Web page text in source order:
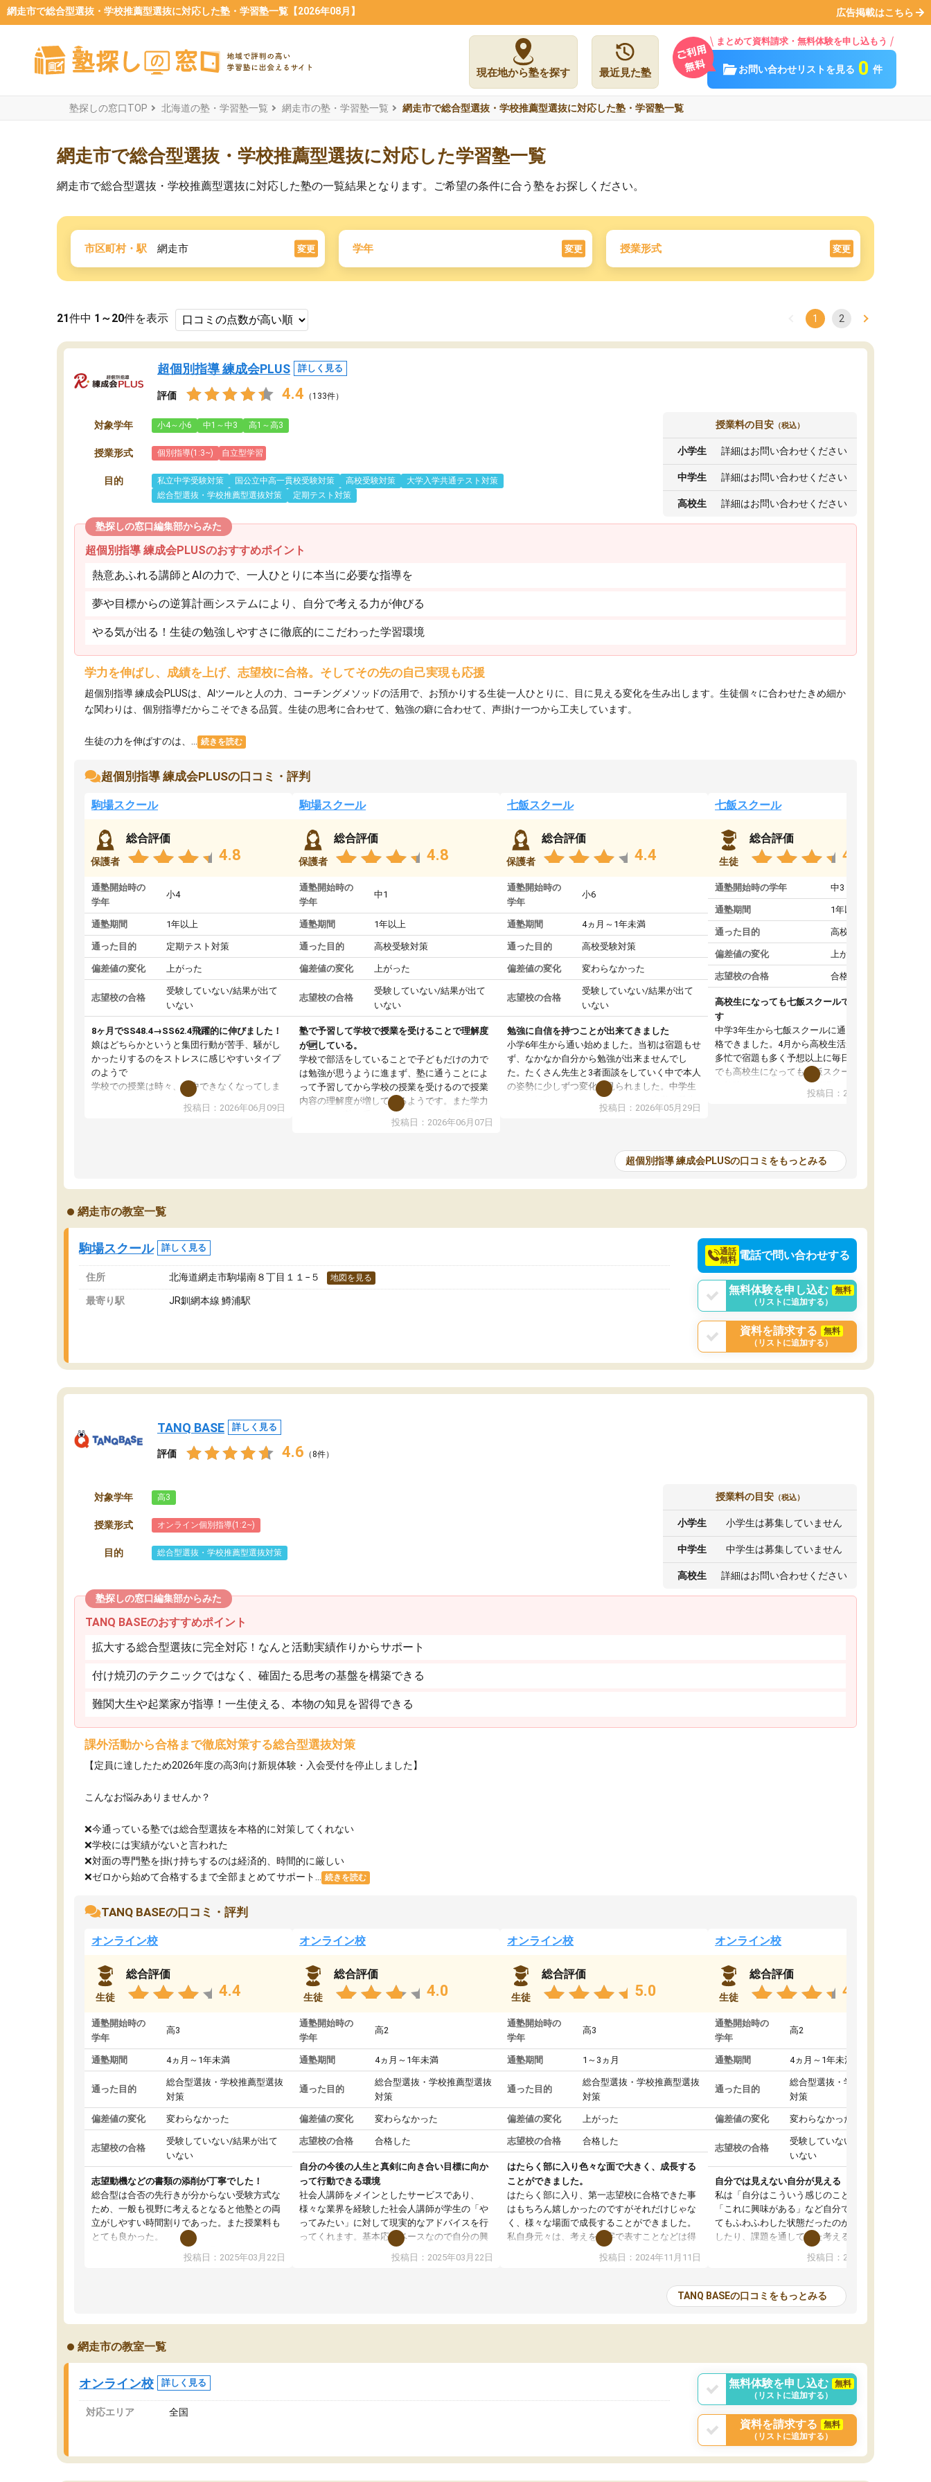
網走市で総合型選抜・学校推薦型選抜に対応した塾・学習塾一覧【2026年08月】 広告掲載はこちら
現在地から塾を探す 最近見た塾
まとめて資料請求・無料体験を申し込もう
お問い合わせリストを見る 0 件
塾探しの窓口TOP 北海道の塾・学習塾一覧 網走市の塾・学習塾一覧 網走市で総合型選抜・学校推薦型選抜に対応した塾・学習塾一覧
網走市で総合型選抜・学校推薦型選抜に対応した学習塾一覧
網走市で総合型選抜・学校推薦型選抜に対応した塾の一覧結果となります。ご希望の条件に合う塾をお探しください。
市区町村・駅 網走市 変更 学年 変更 授業形式 変更
21件中 1～20件を表示 1 2
超個別指導 練成会PLUS 詳しく見る
評価 4.4 （133件）
対象学年 小4～小6 中1～中3 高1～高3
授業形式 個別指導(1:3~) 自立型学習
目的 私立中学受験対策 国公立中高一貫校受験対策 高校受験対策
大学入学共通テスト対策
総合型選抜・学校推薦型選抜対策
定期テスト対策
授業料の目安 （税込）
小学生 詳細はお問い合わせください
中学生 詳細はお問い合わせください
高校生 詳細はお問い合わせください
塾探しの窓口編集部からみた
超個別指導 練成会PLUSのおすすめポイント
熱意あふれる講師とAIの力で、一人ひとりに本当に必要な指導を
夢や目標からの逆算計画システムにより、自分で考える力が伸びる
やる気が出る！生徒の勉強しやすさに徹底的にこだわった学習環境
学力を伸ばし、成績を上げ、志望校に合格。そしてその先の自己実現も応援
超個別指導 練成会PLUSは、AIツールと人の力、コーチングメソッドの活用で、お預かりする生徒一人ひとりに、目に見える変化を生み出します。生徒個々に合わせたきめ細か
な関わりは、個別指導だからこそできる品質。生徒の思考に合わせて、勉強の癖に合わせて、声掛け一つから工夫しています。
生徒の力を伸ばすのは、... 続きを読む
超個別指導 練成会PLUSの口コミ・評判
駒場スクール
保護者
総合評価
4.8
通塾開始時の
学年
小4
通塾期間 1年以上
通った目的 定期テスト対策
偏差値の変化 上がった
志望校の合格
受験していない/結果が出て
いない
8ヶ月でSS48.4→SS62.4飛躍的に伸びました！
娘はどちらかというと集団行動が苦手、騒がし
かったりするのをストレスに感じやすいタイプ
のようで
学校での授業は時々、集中できなくなってしま
っていたこともあったようでした。
その点練成会は個別指導なので、静かな環境の
です。
投稿日：2026年06月09日
駒場スクール
保護者
総合評価
4.8
通塾開始時の
学年
中1
通塾期間 1年以上
通った目的 高校受験対策
偏差値の変化 上がった
志望校の合格
受験していない/結果が出て
いない
塾で予習して学校で授業を受けることで理解度
が🆙している。
学校で部活をしていることで子どもだけの力で
は勉強が思うように進まず、塾に通うことによ
って予習してから学校の授業を受けるので授業
内容の理解度が増しているようです。また学力
テストなど塾で受けることによって広い視野で
自分の学力は今どのくらいなのか、他の学校へ
ているので、勉強への意欲へと更につながって
投稿日：2026年06月07日
七飯スクール
保護者
総合評価
4.4
通塾開始時の
学年
小6
通塾期間 4ヵ月～1年未満
通った目的 高校受験対策
偏差値の変化 変わらなかった
志望校の合格
受験していない/結果が出て
いない
勉強に自信を持つことが出来てきました
小学6年生から通い始めました。当初は宿題もせ
ず、なかなか自分から勉強が出来ませんでし
た。たくさん先生と3者面談をしていく中で本人
の姿勢に少しずつ変化が見られました。中学生
になり勉強しないといけないという自覚が芽生
え自ら進んで受講を増やして頑張っています。
ま自ら進んで計画的に勉強を頑張ってほしいな
投稿日：2026年05月29日
七飯スクール
生徒
総合評価
4.8
通塾開始時の学年 中3
通塾期間 1年以上
通った目的 高校受験対策
偏差値の変化 上がった
志望校の合格 合格した
高校生になっても七飯スクールで頑張っていま
す
中学3年生から七飯スクールに通って志望校に合
格できました。4月から高校生活が始まり部活も
多忙で宿題も多く予想以上に毎日が大変です。
でも高校生になっても七飯スクールに通うこと
で勉強をおろそかにせず頑張れていると思いま
す。塾に行けば自分より年下の子たちが頑張っ
いる先生たちが変わらずにいてくれてその励ま
しで頑張れます。時には休みたいと思うことも
投稿日：2026年05月15日
超個別指導 練成会PLUSの口コミをもっとみる
網走市の教室一覧
駒場スクール 詳しく見る
住所 北海道網走市駒場南８丁目１１−５ 地図を見る
最寄り駅 JR釧網本線 鱒浦駅
通話
無料 電話で問い合わせする
無料体験を申し込む
無料
（リストに追加する）
資料を請求する
無料
（リストに追加する）
TANQ BASE 詳しく見る
評価 4.6 （8件）
対象学年 高3
授業形式 オンライン個別指導(1:2~)
目的 総合型選抜・学校推薦型選抜対策
授業料の目安 （税込）
小学生 小学生は募集していません
中学生 中学生は募集していません
高校生 詳細はお問い合わせください
塾探しの窓口編集部からみた
TANQ BASEのおすすめポイント
拡大する総合型選抜に完全対応！なんと活動実績作りからサポート
付け焼刃のテクニックではなく、確固たる思考の基盤を構築できる
難関大生や起業家が指導！一生使える、本物の知見を習得できる
課外活動から合格まで徹底対策する総合型選抜対策
【定員に達したため2026年度の高3向け新規体験・入会受付を停止しました】
こんなお悩みありませんか？
❌今通っている塾では総合型選抜を本格的に対策してくれない
❌学校には実績がないと言われた
❌対面の専門塾を掛け持ちするのは経済的、時間的に厳しい
❌ゼロから始めて合格するまで全部まとめてサポート...
続きを読む
TANQ BASEの口コミ・評判
オンライン校
生徒
総合評価
4.4
通塾開始時の
学年
高3
通塾期間 4ヵ月～1年未満
通った目的
総合型選抜・学校推薦型選抜
対策
偏差値の変化 変わらなかった
志望校の合格
受験していない/結果が出て
いない
志望動機などの書類の添削が丁寧でした！
総合型は合否の先行きが分からない受験方式な
ため、一般も視野に考えるとなると他塾との両
立がしやすい時間割りであった。また授業料も
とても良かった。
総合型の多くの塾は大学生が見ることが多い
が、はたらく部総合型コースは大学生の目だけ
投稿日：2025年03月22日
オンライン校
生徒
総合評価
4.0
通塾開始時の
学年
高2
通塾期間 4ヵ月～1年未満
通った目的
総合型選抜・学校推薦型選抜
対策
偏差値の変化 変わらなかった
志望校の合格 合格した
自分の今後の人生と真剣に向き合い目標に向か
って行動できる環境
社会人講師をメインとしたサービスであり、
様々な業界を経験した社会人講師が学生の「や
ってみたい」に対して現実的なアドバイスを行
ってくれます。基本応援ベースなので自分の興
味分野について学生知識では思いつかない部分
まで深ぼる事が出来ます。
います。私自身やりたい事が何もない所から社
投稿日：2025年03月22日
オンライン校
生徒
総合評価
5.0
通塾開始時の
学年
高3
通塾期間 1～3ヵ月
通った目的
総合型選抜・学校推薦型選抜
対策
偏差値の変化 上がった
志望校の合格 合格した
はたらく部に入り色々な面で大きく、成長する
ことができました。
はたらく部に入り、第一志望校に合格できた事
はもちろん嬉しかったのですがそれだけじゃな
く、様々な場面で成長することができました。
私自身元々は、考えを文字で表すことなどは得
意だったのですが、人前で話すことやコミュニ
ケーションをとることが苦手でした。
わりコミュニケーションをとる機会が増えたり
また、一次試験合格後は二次試験対策の面接練
でも、自分の思いをしっかりと伝えることもで
投稿日：2024年11月11日
オンライン校
生徒
総合評価
4.8
通塾開始時の
学年
高2
通塾期間 4ヵ月～1年未満
通った目的
総合型選抜・学校推薦型選抜
対策
偏差値の変化 変わらなかった
志望校の合格
受験していない/結果が出て
いない
自分では見えない自分が見える
私は「自分はこういう感じのことがしたい」
「これに興味がある」など自分で自己分析をし
てもふわふわした状態だったのが、コーチと話
したり、課題を通してまた考えることで、もっ
と詳しく自分のことが理解できました。いつで
も質問できるので、そこも1つの魅力です。ま
が多いので、その子達に感化されて自分も『も
っと何かに取り組んでみよう』と思えます。
はたらく部はオンラインなので、色々な場所の
投稿日：2024年10月31日
TANQ BASEの口コミをもっとみる
網走市の教室一覧
オンライン校 詳しく見る
対応エリア 全国
無料体験を申し込む
無料
（リストに追加する）
資料を請求する
無料
（リストに追加する）